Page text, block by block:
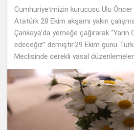
Cumhuriyetmizin kurucusu Ulu
Atatürk 28 Ekim akşamı yakın
Çankaya’da yemeğe çağırarak
edeceğiz” demiştir.29 Ekim günü
Meclisinde gerekli yasal düzenlemeler...